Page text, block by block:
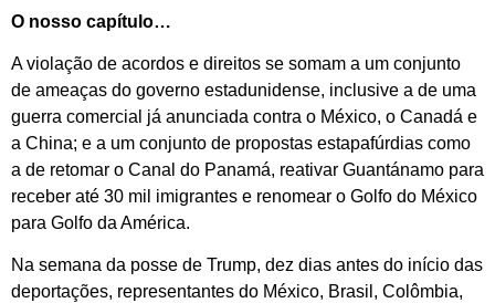
O nosso capítulo…
A violação de acordos e direitos se somam a um conjunto
de ameaças do governo estadunidense, inclusive a de uma
guerra comercial já anunciada contra o México, o Canadá e
a China; e a um conjunto de propostas estapafúrdias como
a de retomar o Canal do Panamá, reativar Guantánamo para
receber até 30 mil imigrantes e renomear o Golfo do México
para Golfo da América.
Na semana da posse de Trump, dez dias antes do início das
deportações, representantes do México, Brasil, Colômbia,